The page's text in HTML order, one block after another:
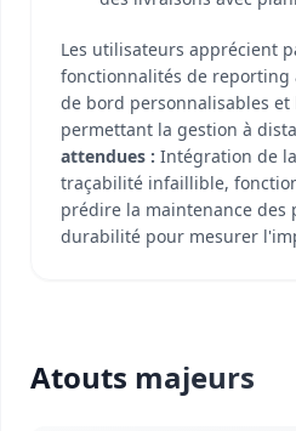
Les utilisateurs apprécient
fonctionnalités de reporting
de bord personnalisables
permettant la gestion à
attendues : Intégration de
traçabilité infaillible,
prédire la maintenance des
durabilité pour mesurer
Atouts majeurs